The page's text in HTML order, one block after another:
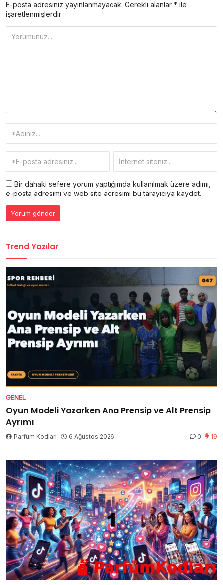
E-posta adresiniz yayınlanmayacak. Gerekli alanlar * ile
işaretlenmişlerdir
Bir dahaki sefere yorum yaptığımda kullanılmak üzere adımı,
e-posta adresimi ve web site adresimi bu tarayıcıya kaydet.
Trend Yazılar
GENEL
Oyun Modeli Yazarken Ana Prensip ve Alt Prensip
Ayrımı
Parfüm Kodları 6 Ağustos 2026 0 19